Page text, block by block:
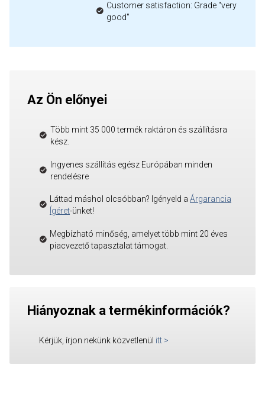
Customer satisfaction: Grade "very
good"
Az Ön előnyei
Több mint 35 000 termék raktáron és szállításra
kész.
Ingyenes szállítás egész Európában minden
rendelésre
Láttad máshol olcsóbban? Igényeld a Árgarancia
Ígéret-ünket!
Megbízható minőség, amelyet több mint 20 éves
piacvezető tapasztalat támogat.
Hiányoznak a termékinformációk?
Kérjük, írjon nekünk közvetlenül itt >